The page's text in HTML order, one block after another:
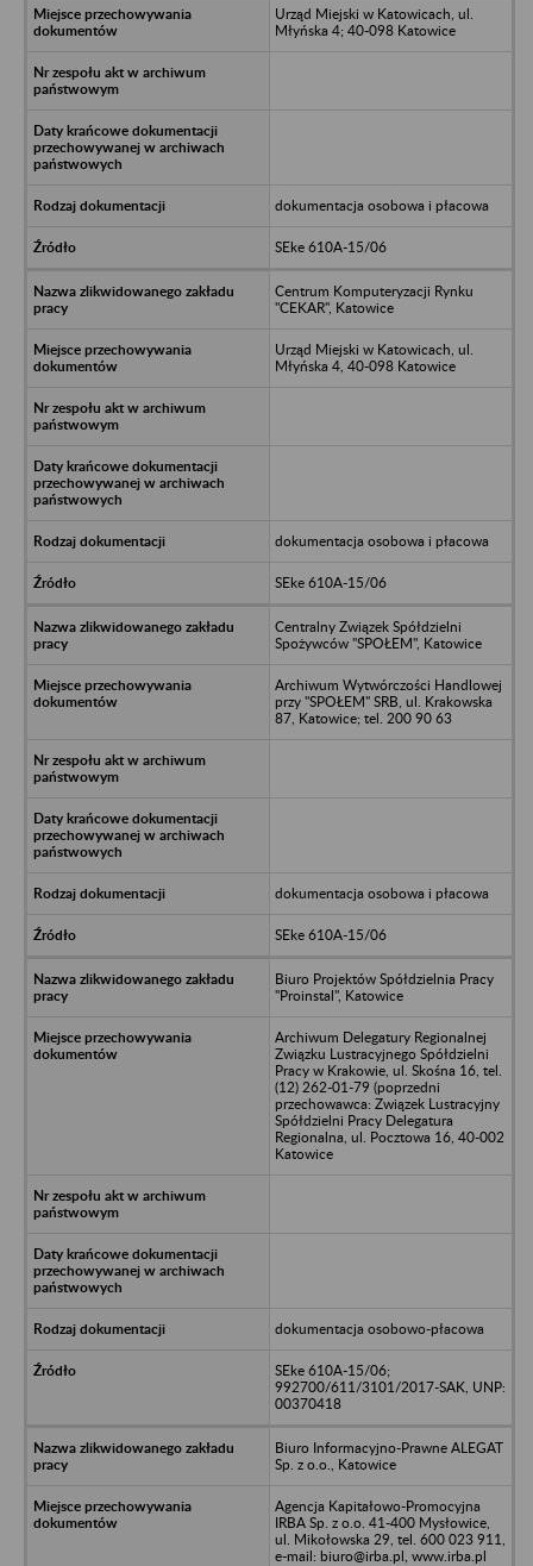
Urząd Miejski w Katowicach, ul.
Młyńska 4; 40-098 Katowice
dokumentacja osobowa i płacowa
SEke 610A-15/06
Centrum Komputeryzacji Rynku
"CEKAR", Katowice
Urząd Miejski w Katowicach, ul.
Młyńska 4, 40-098 Katowice
dokumentacja osobowa i płacowa
SEke 610A-15/06
Centralny Związek Spółdzielni
Spożywców "SPOŁEM", Katowice
Archiwum Wytwórczości Handlowej
przy "SPOŁEM" SRB, ul. Krakowska
87, Katowice; tel. 200 90 63
dokumentacja osobowa i płacowa
SEke 610A-15/06
Biuro Projektów Spółdzielnia Pracy
"Proinstal", Katowice
Archiwum Delegatury Regionalnej
Związku Lustracyjnego Spółdzielni
Pracy w Krakowie, ul. Skośna 16, tel.
(12) 262-01-79 (poprzedni
przechowawca: Związek Lustracyjny
Spółdzielni Pracy Delegatura
Regionalna, ul. Pocztowa 16, 40-002
Katowice
dokumentacja osobowo-płacowa
SEke 610A-15/06;
992700/611/3101/2017-SAK, UNP:
00370418
Biuro Informacyjno-Prawne ALEGAT
Sp. z o.o., Katowice
Agencja Kapitałowo-Promocyjna
IRBA Sp. z o.o. 41-400 Mysłowice,
ul. Mikołowska 29, tel. 600 023 911,
e-mail: biuro@irba.pl, www.irba.pl